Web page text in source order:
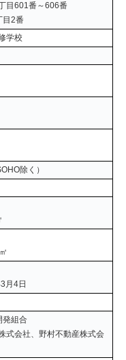
目601番～606番
目2番
学校
除く）
月4日
発組合
式会社、野村不動産株式会